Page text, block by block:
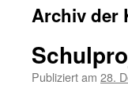
Archiv der
Publiziert am 28.